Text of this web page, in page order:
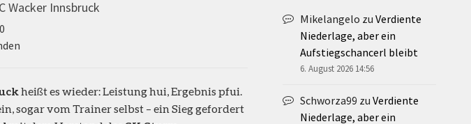
Wacker Innsbruck
heißt es wieder: Leistung hui, Ergebnis pfui.
sogar vom Trainer selbst – ein Sieg gefordert
Mikelangelo zu Verdiente
Niederlage, aber ein
Aufstiegschancerl bleibt
6. August 2026 14:56
Schworza99 zu Verdiente
Niederlage, aber ein